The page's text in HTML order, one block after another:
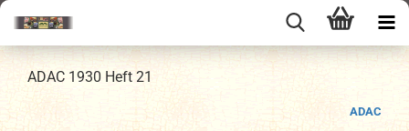
ADAC 1930 Heft 21
ADAC